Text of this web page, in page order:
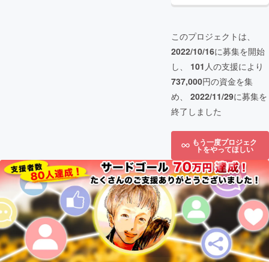
このプロジェクトは、
2022/10/16に募集を開始
し、 101 人の支援により
737,000円の資金を集
め、 2022/11/29に募集を
終了しました
もう一度プロジェク
トをやってほしい